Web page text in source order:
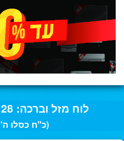
לוח מזל וברכה: 28 לדצמבר 2016
(כ"ח כסלו